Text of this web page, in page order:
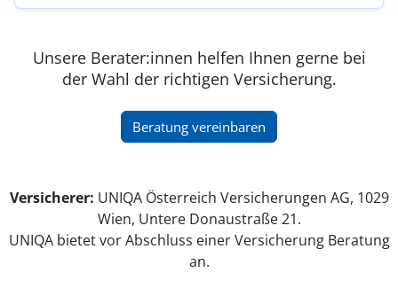
Unsere Berater:innen helfen Ihnen gerne bei
der Wahl der richtigen Versicherung.
Beratung vereinbaren
(öffnet in neuem Fenster)
Versicherer: UNIQA Österreich Versicherungen AG, 1029
Wien, Untere Donaustraße 21.
UNIQA bietet vor Abschluss einer Versicherung Beratung
an.